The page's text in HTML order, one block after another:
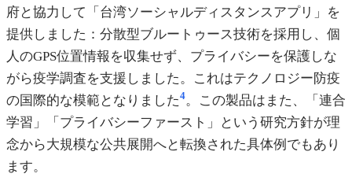
府と協力して「台湾ソーシャルディスタンスアプリ」を
提供しました：分散型ブルートゥース技術を採用し、個
人のGPS位置情報を収集せず、プライバシーを保護しな
がら疫学調査を支援しました。これはテクノロジー防疫
の国際的な模範となりました4。この製品はまた、「連合
学習」「プライバシーファースト」という研究方針が理
念から大規模な公共展開へと転換された具体例でもあり
ます。